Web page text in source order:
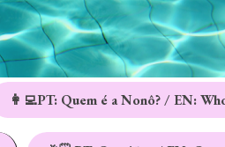
👩‍💻PT: Quem é a Nonô? / EN: